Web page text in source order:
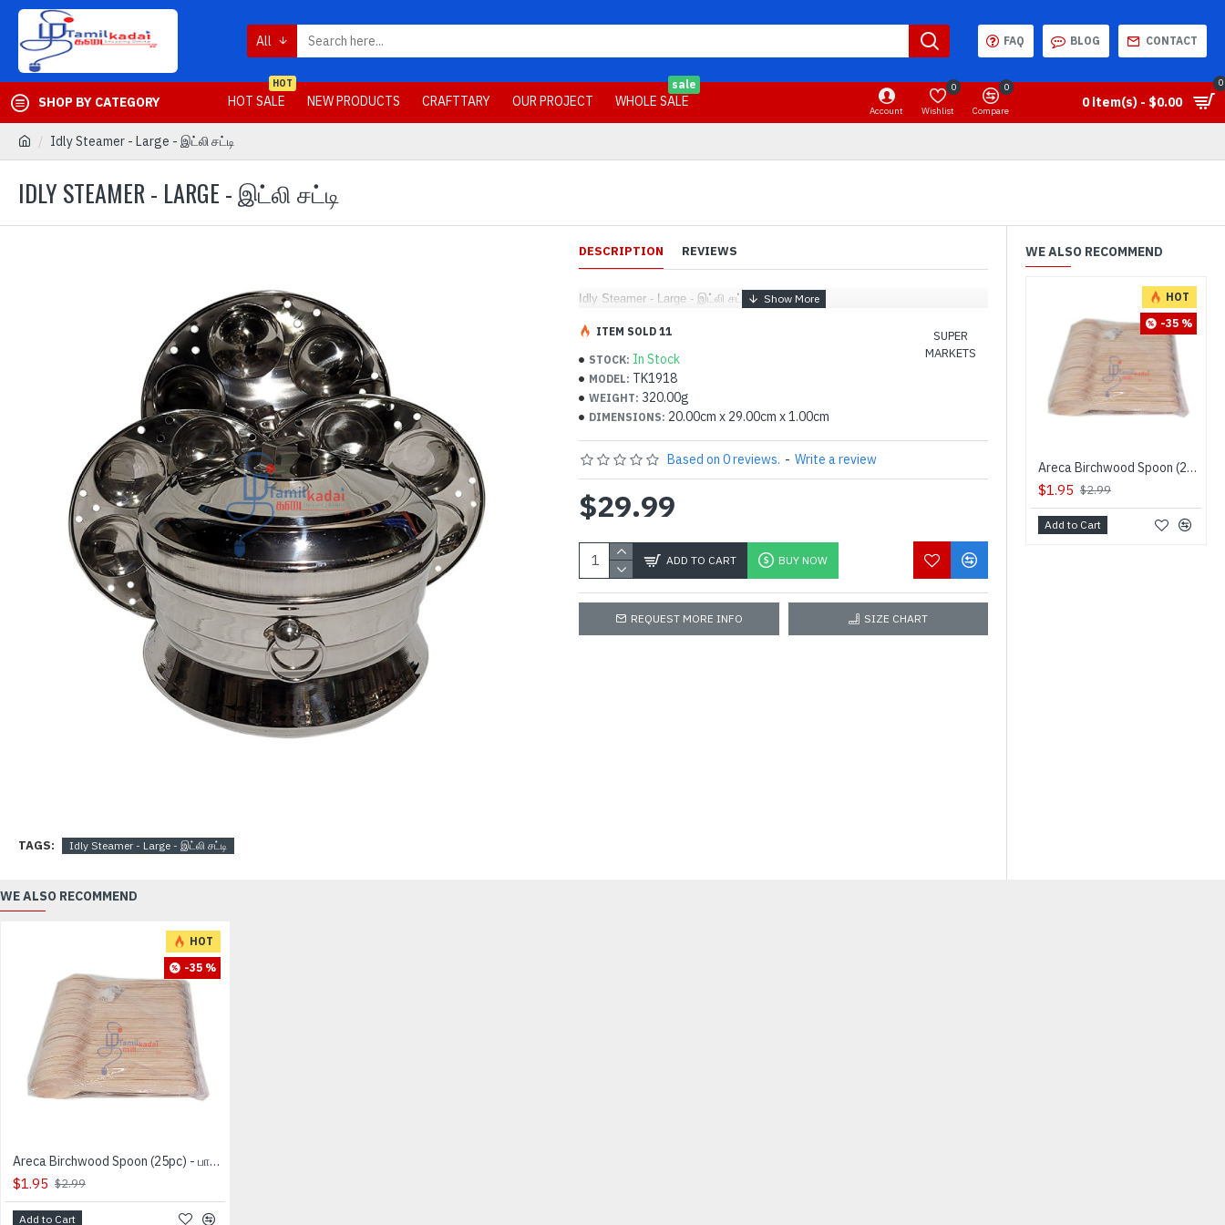
All FAQ BLOG CONTACT
SHOP BY CATEGORY HOT SALE
HOT
NEW PRODUCTS CRAFTTARY OUR PROJECT WHOLE SALE
sale
Account Wishlist
0
Compare
0
0 item(s) - $0.00
0
Idly Steamer - Large - இட்லி சட்டி
IDLY STEAMER - LARGE - இட்லி சட்டி
DESCRIPTION REVIEWS
Idly Steamer - Large - இட்லி சட்டி
STOCK: In Stock
MODEL: TK1918
WEIGHT: 320.00g
DIMENSIONS: 20.00cm x 29.00cm x 1.00cm
SUPER
MARKETS
ITEM SOLD 11
Based on 0 reviews. - Write a review
$29.99
ADD TO CART BUY NOW
REQUEST MORE INFO SIZE CHART
TAGS: Idly Steamer - Large - இட்லி சட்டி
WE ALSO RECOMMEND
HOT
-35 %
Areca Birchwood Spoon (25pc) - பாக்கு மட்டை கரண்டி
$1.95 $2.99
Add to Cart
WE ALSO RECOMMEND
HOT
-35 %
Areca Birchwood Spoon (25pc) - பாக்கு மட்டை கரண்டி
$1.95 $2.99
Add to Cart